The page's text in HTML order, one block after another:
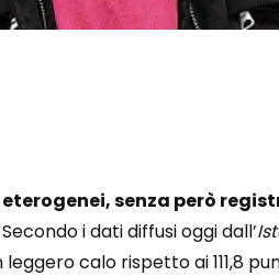
senza però
i dati diffusi oggi dall’
calo rispetto ai 111,8